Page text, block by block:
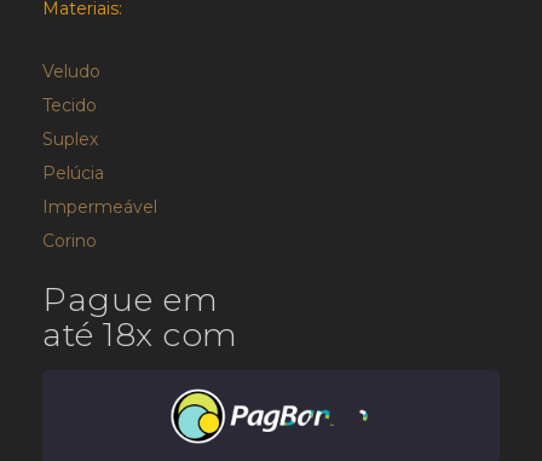
Materiais:
Veludo
Tecido
Suplex
Pelúcia
Impermeável
Corino
Pague em
até 18x com